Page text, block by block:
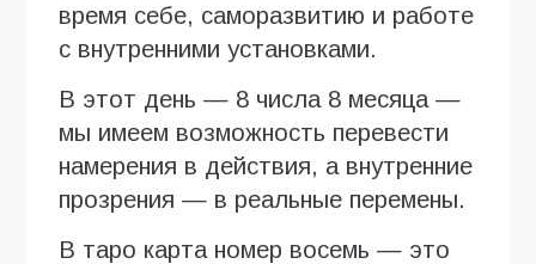
время себе, саморазвитию и работе
с внутренними установками.
В этот день — 8 числа 8 месяца —
мы имеем возможность перевести
намерения в действия, а внутренние
прозрения — в реальные перемены.
В таро карта номер восемь — это